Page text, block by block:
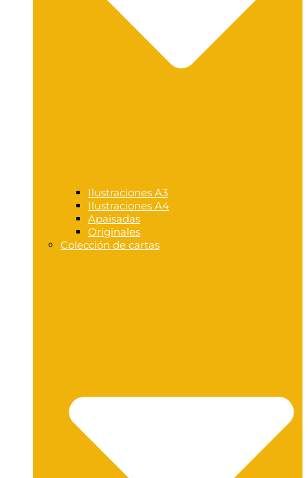
Ilustraciones A3
Ilustraciones A4
Apaisadas
Originales
Colección de cartas